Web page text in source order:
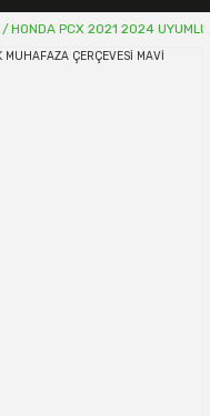
HONDA PCX 2021 2024